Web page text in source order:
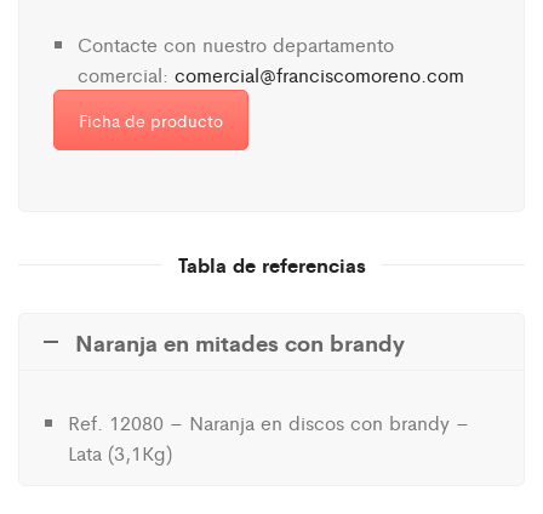
Contacte con nuestro departamento
comercial: comercial@franciscomoreno.com
Ficha de producto
Tabla de referencias
Naranja en mitades con brandy
Ref. 12080 – Naranja en discos con brandy –
Lata (3,1Kg)